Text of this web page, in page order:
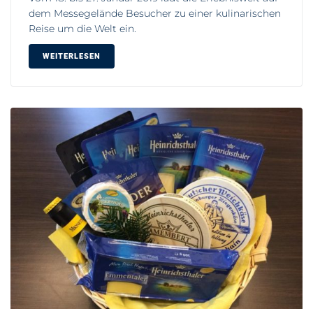
dem Messegelände Besucher zu einer kulinarischen
Reise um die Welt ein.
WEITERLESEN